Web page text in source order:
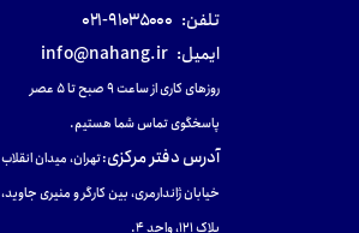
تلفن: ۹۱۰۳۵۰۰۰-۰۲۱
ایمیل: info@nahang.ir
روزهای کاری از ساعت ۹ صبح تا ۵ عصر
پاسخگوی تماس شما هستیم.
آدرس دفتر مرکزی:تهران، میدان انقلاب
خیابان ژاندارمری، بین کارگر و منیری جاوید،
پلاک 121، واحد ۴.